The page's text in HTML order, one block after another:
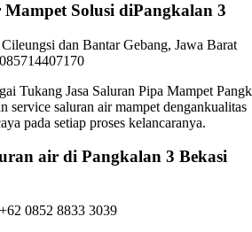
Solusi diPangkalan 3
dan Bantar Gebang, Jawa Barat
085714407170
Tukang Jasa Saluran Pipa Mampet
service saluran air mampet dengankualitas
pada setiap proses kelancaranya.
air di Pangkalan 3 Bekasi
+62 0852 8833 3039